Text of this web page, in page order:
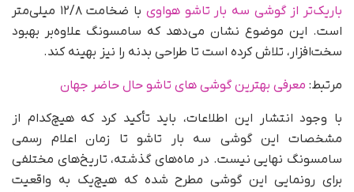
باریک‌تر از گوشی سه بار تاشو هواوی
با ضخامت ۱۲/۸ میلی‌متر
است. این موضوع نشان می‌دهد که سامسونگ علاوه‌بر بهبود
سخت‌افزار، تلاش کرده است تا طراحی بدنه را نیز بهینه کند.
مرتبط: معرفی بهترین گوشی های تاشو حال حاضر جهان
با وجود انتشار این اطلاعات، باید تأکید کرد که هیچ‌کدام از
مشخصات این گوشی سه بار تاشو تا زمان اعلام رسمی
سامسونگ نهایی نیست. در ماه‌های گذشته، تاریخ‌های مختلفی
برای رونمایی این گوشی مطرح شده که هیچ‌یک به واقعیت